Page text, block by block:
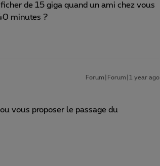
de 15 giga quand un ami chez vous
minutes ?
Forum|Forum|1 year ago
vous proposer le passage du